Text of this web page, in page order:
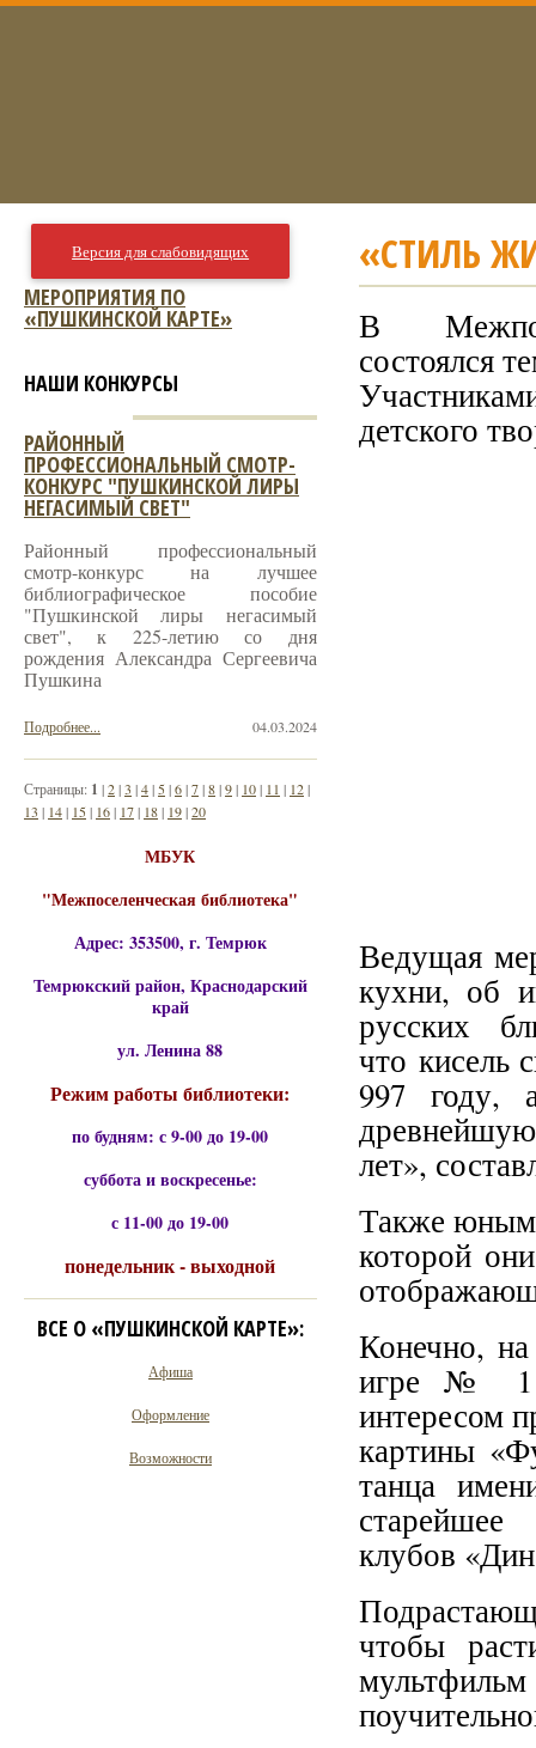
«СТИЛЬ
В
состоялся
детского
Ведущая
кухни, об
русских
что кисель
997 году,
лет»,
Также юным
которой
Конечно,
игре № 1
интересом
картины
танца
старейшее
клубов
чтобы
Версия для слабовидящих
МЕРОПРИЯТИЯ ПО
«ПУШКИНСКОЙ КАРТЕ»
НАШИ КОНКУРСЫ
РАЙОННЫЙ
ПРОФЕССИОНАЛЬНЫЙ СМОТР-
КОНКУРС "ПУШКИНСКОЙ ЛИРЫ
НЕГАСИМЫЙ СВЕТ"
Районный профессиональный
смотр-конкурс на лучшее
библиографическое пособие
"Пушкинской лиры негасимый
свет", к 225-летию со дня
рождения Александра Сергеевича
Пушкина
04.03.2024
Подробнее...
Страницы: 1 |2|3 |4| 5|6|7|8|9| 10| 11 | 12|
13 | 14| 15| 16| 17| 18| 19|20
МБУК
"Межпоселенческая библиотека"
Адрес: 353500, г. Темрюк
Темрюкский район, Краснодарский
край
ул. Ленина 88
Режим работы библиотеки:
по будням: с 9-00 до 19-00
суббота и воскресенье:
с 11-00 до 19-00
понедельник - выходной
ВСЕ О «ПУШКИНСКОЙ КАРТЕ»:
Афиша
Оформление
Возможности